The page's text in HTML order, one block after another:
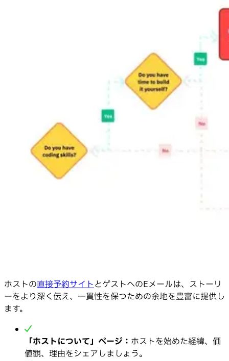
ホストの直接予約サイトとゲストへのEメールは、ストーリ
ーをより深く伝え、一貫性を保つための余地を豊富に提供し
ます。
「ホストについて」ページ： ホストを始めた経緯、価
値観、理由をシェアしましょう。